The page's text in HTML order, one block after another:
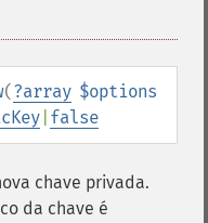
(?array $options
false
chave privada.
da chave é